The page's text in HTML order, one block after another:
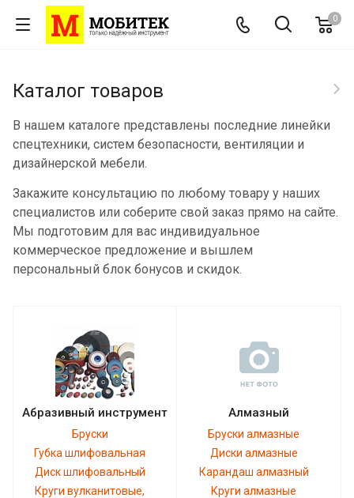
0
Каталог товаров
В нашем каталоге представлены последние линейки
спецтехники, систем безопасности, вентиляции и
дизайнерской мебели.
Закажите консультацию по любому товару у наших
специалистов или соберите свой заказ прямо на сайте.
Мы подготовим для вас индивидуальное
коммерческое предложение и вышлем
персональный блок бонусов и скидок.
Абразивный инструмент
Бруски
Губка шлифовальная
Диск шлифовальный
Круги вулканитовые,
Алмазный
Бруски алмазные
Диски алмазные
Карандаш алмазный
Круги алмазные